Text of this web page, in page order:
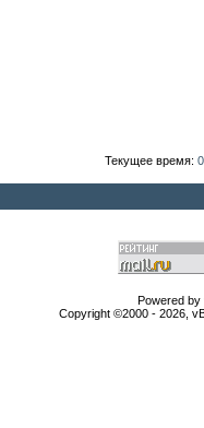
Текущее время:
Powered by
Copyright ©2000 - 2026,